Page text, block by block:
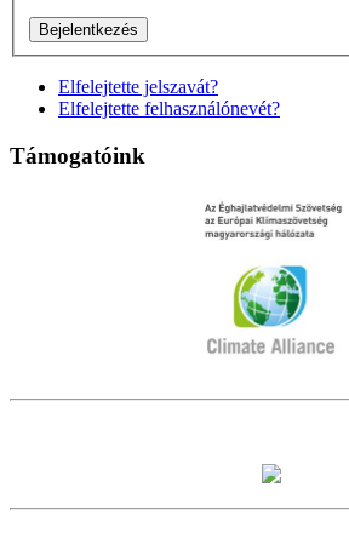
Elfelejtette jelszavát?
Elfelejtette felhasználónevét?
Támogatóink